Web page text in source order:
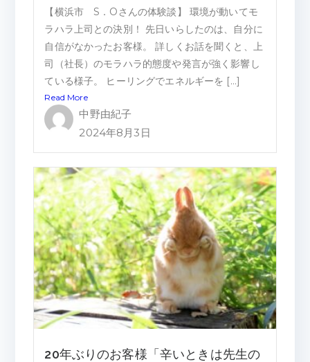
【横浜市 S．Oさんの体験談】 環境が動いてモ
ラハラ上司との決別！ 先日いらしたのは、自分に
自信がなかったお客様。 詳しくお話を聞くと、上
司（社長）のモラハラ的態度や発言が強く影響し
ている様子。 ヒーリングでエネルギーを […]
Read More
中野由紀子
2024年8月3日
20年ぶりのお客様「辛いときは先生の